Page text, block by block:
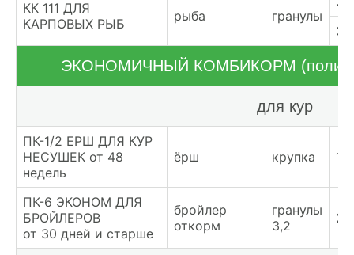
КК 111 ДЛЯ
КАРПОВЫХ РЫБ
рыба гранулы
ЭКОНОМИЧНЫЙ КОМБИКОРМ
для кур
ПК-1/2 ЕРШ ДЛЯ КУР
НЕСУШЕК от 48
недель
ёрш крупка
ПК-6 ЭКОНОМ ДЛЯ
БРОЙЛЕРОВ
от 30 дней и старше
бройлер
откорм
гранулы
3,2